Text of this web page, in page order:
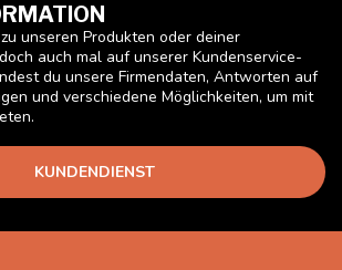
unseren Produkten oder deiner
auch mal auf unserer Kundenservice-
du unsere Firmendaten, Antworten auf
und verschiedene Möglichkeiten, um mit
KUNDENDIENST